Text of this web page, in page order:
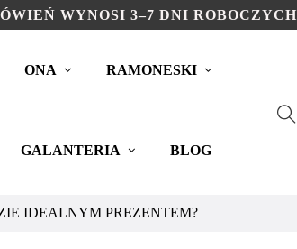
WYNOSI 3–7 DNI ROBOCZYCH
ONA RAMONESKI
GALANTERIA BLOG
IDEALNYM PREZENTEM?